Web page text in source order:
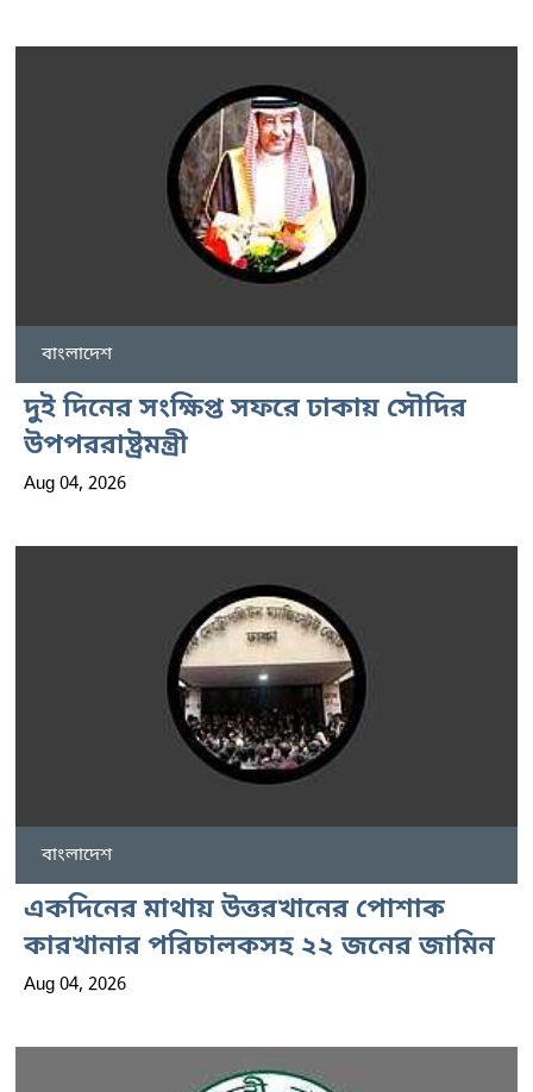
বাংলাদেশ
দুই দিনের সংক্ষিপ্ত সফরে ঢাকায় সৌদির
উপপররাষ্ট্রমন্ত্রী
Aug 04, 2026
বাংলাদেশ
একদিনের মাথায় উত্তরখানের পোশাক
কারখানার পরিচালকসহ ২২ জনের জামিন
Aug 04, 2026